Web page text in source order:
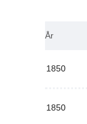
År
1850
1850